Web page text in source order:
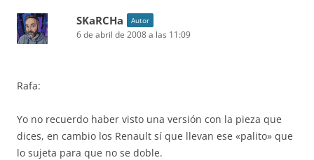
SKaRCHa Autor
6 de abril de 2008 a las 11:09
Rafa:
Yo no recuerdo haber visto una versión con la pieza que
dices, en cambio los Renault sí que llevan ese «palito» que
lo sujeta para que no se doble.